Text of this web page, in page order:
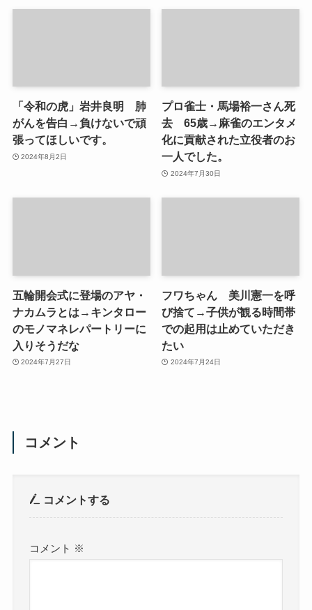
「令和の虎」岩井良明 肺
がんを告白→負けないで頑
張ってほしいです。
2024年8月2日
プロ雀士・馬場裕一さん死
去 65歳→麻雀のエンタメ
化に貢献された立役者のお
一人でした。
2024年7月30日
五輪開会式に登場のアヤ・
ナカムラとは→キンタロー
のモノマネレパートリーに
入りそうだな
2024年7月27日
フワちゃん 美川憲一を呼
び捨て→子供が観る時間帯
での起用は止めていただき
たい
2024年7月24日
コメント
コメントする
コメント ※